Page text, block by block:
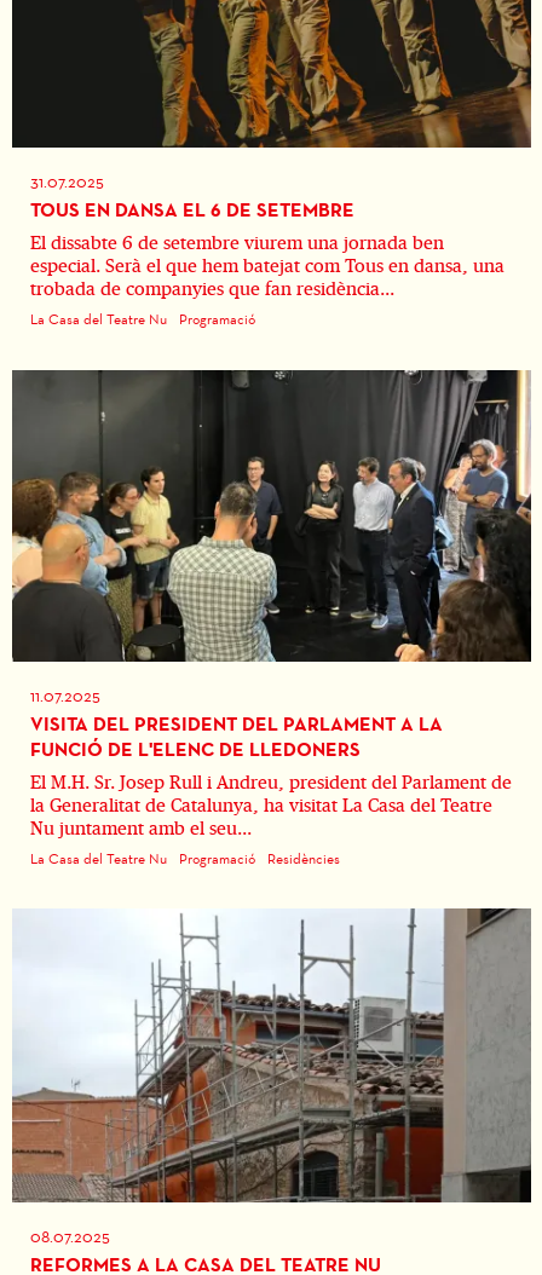
31.07.2025
TOUS EN DANSA EL 6 DE SETEMBRE
El dissabte 6 de setembre viurem una jornada ben
especial. Serà el que hem batejat com Tous en dansa, una
trobada de companyies que fan residència...
La Casa del Teatre Nu Programació
11.07.2025
VISITA DEL PRESIDENT DEL PARLAMENT A LA
FUNCIÓ DE L'ELENC DE LLEDONERS
El M.H. Sr. Josep Rull i Andreu, president del Parlament de
la Generalitat de Catalunya, ha visitat La Casa del Teatre
Nu juntament amb el seu...
La Casa del Teatre Nu Programació Residències
08.07.2025
REFORMES A LA CASA DEL TEATRE NU